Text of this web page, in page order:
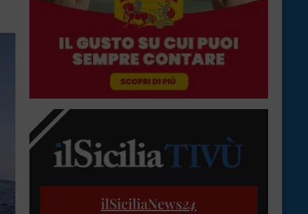
ilSiciliaNews24